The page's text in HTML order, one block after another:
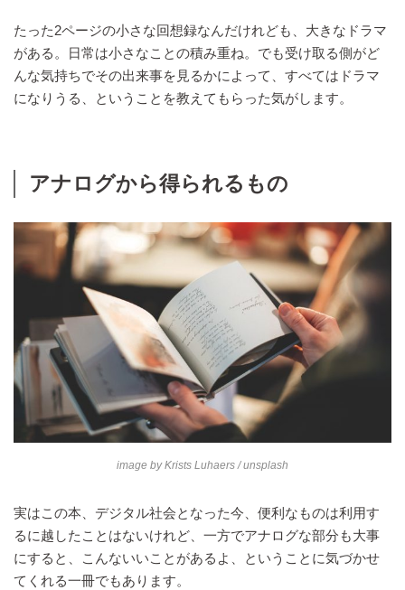
たった2ページの小さな回想録なんだけれども、大きなドラマ
がある。日常は小さなことの積み重ね。でも受け取る側がど
んな気持ちでその出来事を見るかによって、すべてはドラマ
になりうる、ということを教えてもらった気がします。
アナログから得られるもの
image byKrists Luhaers/ unsplash
実はこの本、デジタル社会となった今、便利なものは利用す
るに越したことはないけれど、一方でアナログな部分も大事
にすると、こんないいことがあるよ、ということに気づかせ
てくれる一冊でもあります。